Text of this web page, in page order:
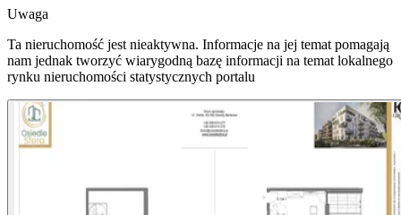
Uwaga
Ta nieruchomość jest nieaktywna. Informacje na jej temat pomagają
nam jednak tworzyć wiarygodną bazę informacji na temat lokalnego
rynku nieruchomości statystycznych portalu